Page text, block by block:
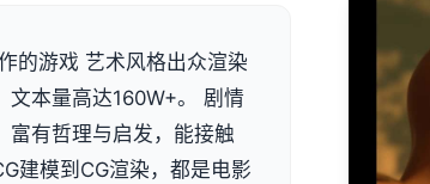
的游戏 艺术风格出众渲染
文本量高达160W+。 剧情
富有哲理与启发，能接触
建模到CG渲染，都是电影